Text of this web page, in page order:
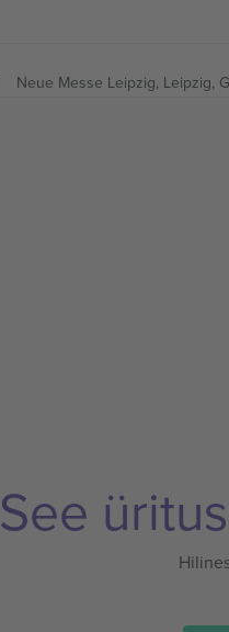
Neue Messe Leipzig, Leipzig,
See